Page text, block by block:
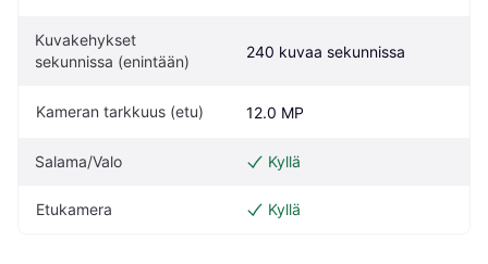
Kuvakehykset
sekunnissa (enintään)
240 kuvaa sekunnissa
Kameran tarkkuus (etu) 12.0 MP
Salama/Valo Kyllä
Etukamera Kyllä